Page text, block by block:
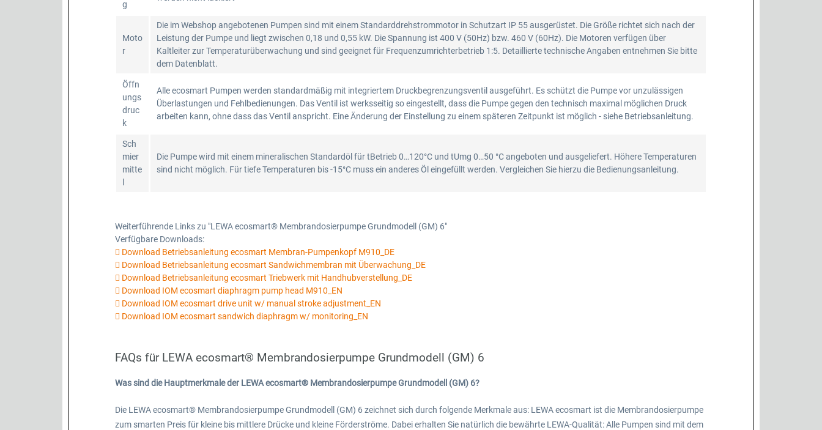
g
Moto
r
Die im Webshop angebotenen Pumpen sind mit einem Standarddrehstrommotor in Schutzart IP 55 ausgerüstet. Die Größe richtet sich nach der
Leistung der Pumpe und liegt zwischen 0,18 und 0,55 kW. Die Spannung ist 400 V (50Hz) bzw. 460 V (60Hz). Die Motoren verfügen über
Kaltleiter zur Temperaturüberwachung und sind geeignet für Frequenzumrichterbetrieb 1:5. Detaillierte technische Angaben entnehmen Sie bitte
dem Datenblatt.
Öffn
ungs
druc
k
Alle ecosmart Pumpen werden standardmäßig mit integriertem Druckbegrenzungsventil ausgeführt. Es schützt die Pumpe vor unzulässigen
Überlastungen und Fehlbedienungen. Das Ventil ist werksseitig so eingestellt, dass die Pumpe gegen den technisch maximal möglichen Druck
arbeiten kann, ohne dass das Ventil anspricht. Eine Änderung der Einstellung zu einem späteren Zeitpunkt ist möglich - siehe Betriebsanleitung.
Sch
mier
mitte
Die Pumpe wird mit einem mineralischen Standardöl für tBetrieb 0…120°C und tUmg 0…50 °C angeboten und ausgeliefert. Höhere Temperaturen
sind nicht möglich. Für tiefe Temperaturen bis -15°C muss ein anderes Öl eingefüllt werden. Vergleichen Sie hierzu die Bedienungsanleitung.
Weiterführende Links zu "LEWA ecosmart® Membrandosierpumpe Grundmodell (GM) 6"
Verfügbare Downloads:
Download Betriebsanleitung ecosmart Membran-Pumpenkopf M910_DE
Download Betriebsanleitung ecosmart Sandwichmembran mit Überwachung_DE
Download Betriebsanleitung ecosmart Triebwerk mit Handhubverstellung_DE
Download IOM ecosmart diaphragm pump head M910_EN
Download IOM ecosmart drive unit w/ manual stroke adjustment_EN
Download IOM ecosmart sandwich diaphragm w/ monitoring_EN
FAQs für LEWA ecosmart® Membrandosierpumpe Grundmodell (GM) 6
Was sind die Hauptmerkmale der LEWA ecosmart® Membrandosierpumpe Grundmodell (GM) 6?
Die LEWA ecosmart® Membrandosierpumpe Grundmodell (GM) 6 zeichnet sich durch folgende Merkmale aus: LEWA ecosmart ist die Membrandosierpumpe
zum smarten Preis für kleine bis mittlere Drücke und kleine Förderströme. Dabei erhalten Sie natürlich die bewährte LEWA-Qualität: Alle Pumpen sind mit dem